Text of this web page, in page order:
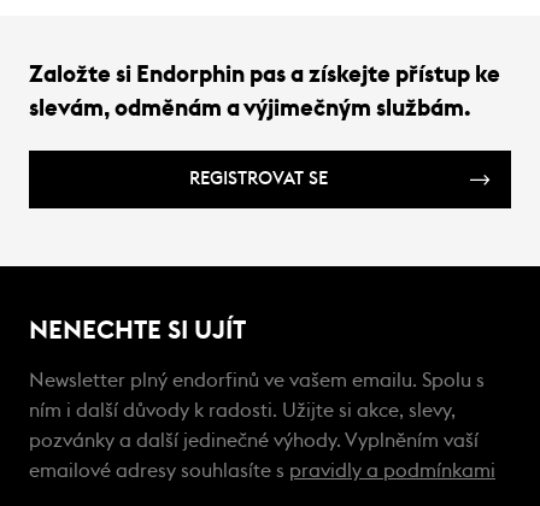
Založte si Endorphin pas a získejte přístup ke
slevám, odměnám a výjimečným službám.
REGISTROVAT SE
NENECHTE SI UJÍT
Newsletter plný endorfinů ve vašem emailu. Spolu s
ním i další důvody k radosti. Užijte si akce, slevy,
pozvánky a další jedinečné výhody. Vyplněním vaší
emailové adresy souhlasíte s pravidly a podmínkami